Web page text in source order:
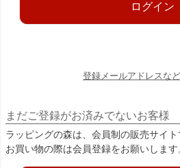
ログイン
登録メールアドレスな
まだご登録がお済みでないお客様
ラッピングの森は、会員制の販売サイト
お買い物の際は会員登録をお願いします